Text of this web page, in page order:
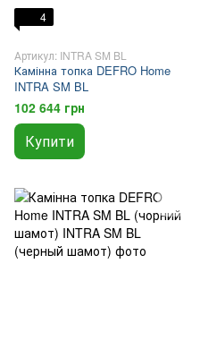
4
Артикул: INTRA SM BL
Камінна топка DEFRO Home
INTRA SM BL
102 644 грн
Купити